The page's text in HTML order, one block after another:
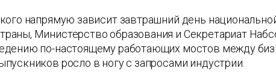
напрямую зависит завтрашний день
Министерство образования и Секретариат
по-настоящему работающих мостов между
росло в ногу с запросами индустрии.